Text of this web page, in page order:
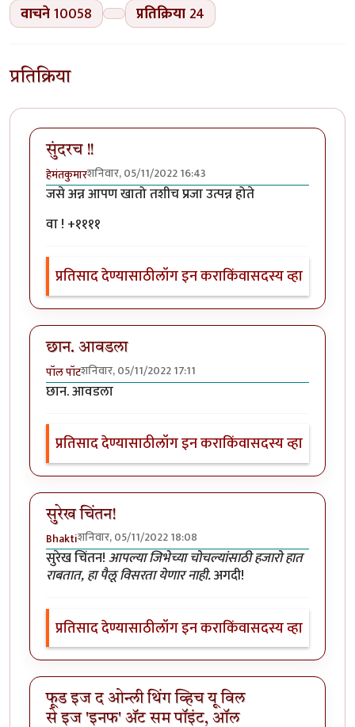
वाचने10058 प्रतिक्रिया 24
प्रतिक्रिया
सुंदरच !!
हेमंतकुमारशनिवार, 05/11/2022 16:43
जसे अन्न आपण खातो तशीच प्रजा उत्पन्न होते
वा ! +११११
प्रतिसाद देण्यासाठीलॉग इन कराकिंवासदस्य व्हा
छान. आवडला
पॉल पॉटशनिवार, 05/11/2022 17:11
छान. आवडला
प्रतिसाद देण्यासाठीलॉग इन कराकिंवासदस्य व्हा
सुरेख चिंतन!
Bhaktiशनिवार, 05/11/2022 18:08
सुरेख चिंतन!आपल्या जिभेच्या चोचल्यांसाठी हजारो हात
राबतात, हा पैलू विसरता येणार नाही.अगदी!
प्रतिसाद देण्यासाठीलॉग इन कराकिंवासदस्य व्हा
फूड इज द ओन्ली थिंग व्हिच यू विल
से इज 'इनफ' अ‍ॅट सम पॉइंट, ऑल